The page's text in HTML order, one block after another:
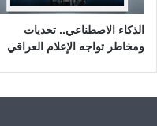
الذكاء الاصطناعي.. تحديات
ومخاطر تواجه الإعلام العراقي